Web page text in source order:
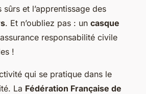
sûrs et l’apprentissage des
. Et n’oubliez pas : un casque
responsabilité civile
!
qui se pratique dans le
La Fédération Française de